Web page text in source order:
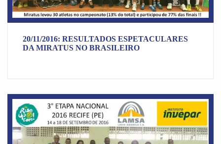
20/11/2016: RESULTADOS ESPETACULARES
DA MIRATUS NO BRASILEIRO